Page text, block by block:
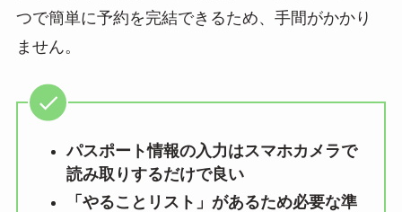
つで簡単に予約を完結できるため、手間がかかり
ません。
パスポート情報の入力はスマホカメラで
読み取りするだけで良い
「やることリスト」があるため必要な準